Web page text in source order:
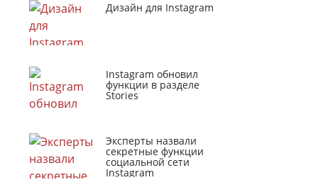
Дизайн для Instagram
Instagram обновил
функции в разделе
Stories
Эксперты назвали
секретные функции
социальной сети
Instagram